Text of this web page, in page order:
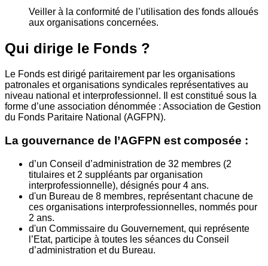
Veiller à la conformité de l’utilisation des fonds alloués
aux organisations concernées.
Qui dirige le Fonds ?
Le Fonds est dirigé paritairement par les organisations
patronales et organisations syndicales représentatives au
niveau national et interprofessionnel. Il est constitué sous la
forme d’une association dénommée : Association de Gestion
du Fonds Paritaire National (AGFPN).
La gouvernance de l’AGFPN est composée :
d’un Conseil d’administration de 32 membres (2
titulaires et 2 suppléants par organisation
interprofessionnelle), désignés pour 4 ans.
d'un Bureau de 8 membres, représentant chacune de
ces organisations interprofessionnelles, nommés pour
2 ans.
d'un Commissaire du Gouvernement, qui représente
l’Etat, participe à toutes les séances du Conseil
d’administration et du Bureau.